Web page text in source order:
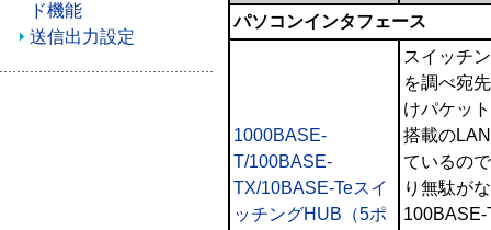
ド機能
送信出力設定
パソコンインタフェース
1000BASE-
T/100BASE-
TX/10BASE-Teスイ
ッチングHUB（5ポ
スイッチ
を調べ宛
けパケッ
搭載の
ているの
り無駄が